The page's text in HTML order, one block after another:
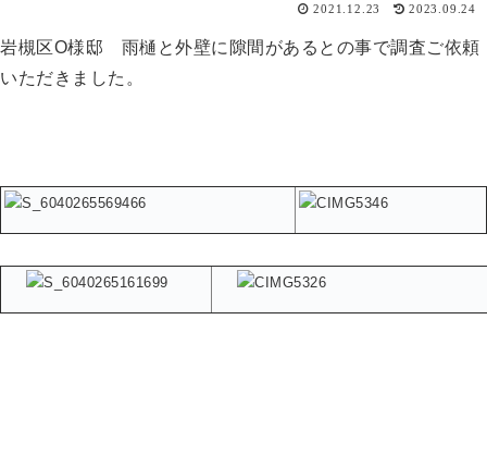
2021.12.23 2023.09.24
岩槻区O様邸 雨樋と外壁に隙間があるとの事で調査ご依頼
いただきました。